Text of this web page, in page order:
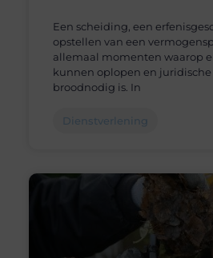
Een scheiding, een
opstellen van een
allemaal momenten waarop
kunnen oplopen en
broodnodig is. In
Dienstverlening